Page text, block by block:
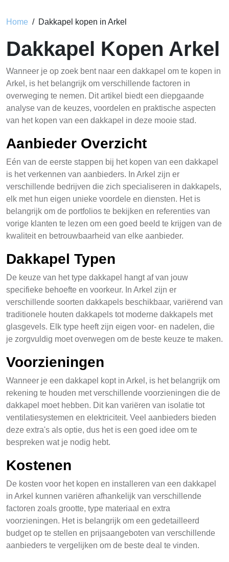
Home Dakkapel kopen in Arkel
Dakkapel Kopen Arkel
Wanneer je op zoek bent naar een dakkapel om te kopen in
Arkel, is het belangrijk om verschillende factoren in
overweging te nemen. Dit artikel biedt een diepgaande
analyse van de keuzes, voordelen en praktische aspecten
van het kopen van een dakkapel in deze mooie stad.
Aanbieder Overzicht
Eén van de eerste stappen bij het kopen van een dakkapel
is het verkennen van aanbieders. In Arkel zijn er
verschillende bedrijven die zich specialiseren in dakkapels,
elk met hun eigen unieke voordele en diensten. Het is
belangrijk om de portfolios te bekijken en referenties van
vorige klanten te lezen om een goed beeld te krijgen van de
kwaliteit en betrouwbaarheid van elke aanbieder.
Dakkapel Typen
De keuze van het type dakkapel hangt af van jouw
specifieke behoefte en voorkeur. In Arkel zijn er
verschillende soorten dakkapels beschikbaar, variërend van
traditionele houten dakkapels tot moderne dakkapels met
glasgevels. Elk type heeft zijn eigen voor- en nadelen, die
je zorgvuldig moet overwegen om de beste keuze te maken.
Voorzieningen
Wanneer je een dakkapel kopt in Arkel, is het belangrijk om
rekening te houden met verschillende voorzieningen die de
dakkapel moet hebben. Dit kan variëren van isolatie tot
ventilatiesystemen en elektriciteit. Veel aanbieders bieden
deze extra's als optie, dus het is een goed idee om te
bespreken wat je nodig hebt.
Kostenen
De kosten voor het kopen en installeren van een dakkapel
in Arkel kunnen variëren afhankelijk van verschillende
factoren zoals grootte, type materiaal en extra
voorzieningen. Het is belangrijk om een gedetailleerd
budget op te stellen en prijsaangeboten van verschillende
aanbieders te vergelijken om de beste deal te vinden.